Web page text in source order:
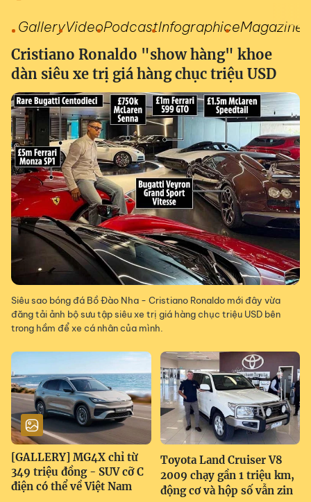
GalleryVideoPodcastInfographiceMagazine
Cristiano Ronaldo "show hàng" khoe
dàn siêu xe trị giá hàng chục triệu USD
Siêu sao bóng đá Bồ Đào Nha - Cristiano Ronaldo mới đây vừa
đăng tải ảnh bộ sưu tập siêu xe trị giá hàng chục triệu USD bên
trong hầm để xe cá nhân của mình.
[GALLERY] MG4X chỉ từ
349 triệu đồng - SUV cỡ C
điện có thể về Việt Nam
Toyota Land Cruiser V8
2009 chạy gần 1 triệu km,
động cơ và hộp số vẫn zin